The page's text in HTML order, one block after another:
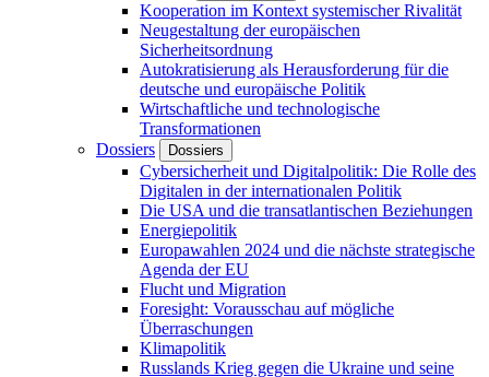
Kooperation im Kontext systemischer Rivalität
Neugestaltung der europäischen
Sicherheitsordnung
Autokratisierung als Herausforderung für die
deutsche und europäische Politik
Wirtschaftliche und technologische
Transformationen
Dossiers
Dossiers
Cybersicherheit und Digitalpolitik: Die Rolle des
Digitalen in der internationalen Politik
Die USA und die transatlantischen Beziehungen
Energiepolitik
Europawahlen 2024 und die nächste strategische
Agenda der EU
Flucht und Migration
Foresight: Vorausschau auf mögliche
Überraschungen
Klimapolitik
Russlands Krieg gegen die Ukraine und seine